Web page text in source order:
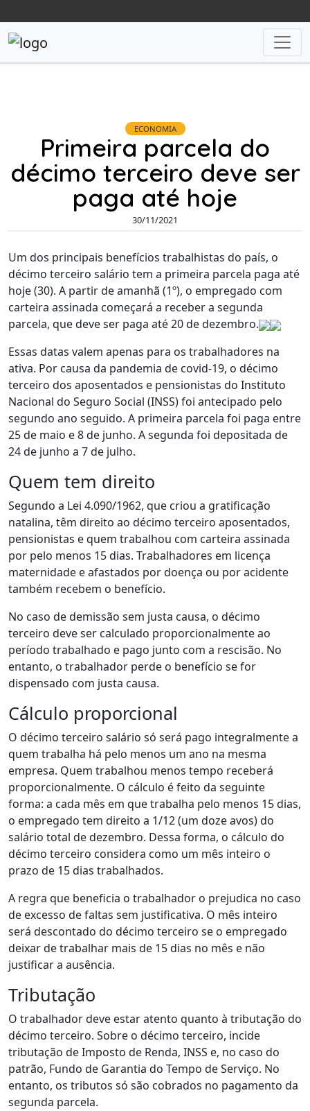
ECONOMIA
Primeira parcela do
décimo terceiro deve ser
paga até hoje
30/11/2021
Um dos principais benefícios trabalhistas do país, o
décimo terceiro salário tem a primeira parcela paga até
hoje (30). A partir de amanhã (1º), o empregado com
carteira assinada começará a receber a segunda
parcela, que deve ser paga até 20 de dezembro.
Essas datas valem apenas para os trabalhadores na
ativa. Por causa da pandemia de covid-19, o décimo
terceiro dos aposentados e pensionistas do Instituto
Nacional do Seguro Social (INSS) foi antecipado pelo
segundo ano seguido. A primeira parcela foi paga entre
25 de maio e 8 de junho. A segunda foi depositada de
24 de junho a 7 de julho.
Quem tem direito
Segundo a Lei 4.090/1962, que criou a gratificação
natalina, têm direito ao décimo terceiro aposentados,
pensionistas e quem trabalhou com carteira assinada
por pelo menos 15 dias. Trabalhadores em licença
maternidade e afastados por doença ou por acidente
também recebem o benefício.
No caso de demissão sem justa causa, o décimo
terceiro deve ser calculado proporcionalmente ao
período trabalhado e pago junto com a rescisão. No
entanto, o trabalhador perde o benefício se for
dispensado com justa causa.
Cálculo proporcional
O décimo terceiro salário só será pago integralmente a
quem trabalha há pelo menos um ano na mesma
empresa. Quem trabalhou menos tempo receberá
proporcionalmente. O cálculo é feito da seguinte
forma: a cada mês em que trabalha pelo menos 15 dias,
o empregado tem direito a 1/12 (um doze avos) do
salário total de dezembro. Dessa forma, o cálculo do
décimo terceiro considera como um mês inteiro o
prazo de 15 dias trabalhados.
A regra que beneficia o trabalhador o prejudica no caso
de excesso de faltas sem justificativa. O mês inteiro
será descontado do décimo terceiro se o empregado
deixar de trabalhar mais de 15 dias no mês e não
justificar a ausência.
Tributação
O trabalhador deve estar atento quanto à tributação do
décimo terceiro. Sobre o décimo terceiro, incide
tributação de Imposto de Renda, INSS e, no caso do
patrão, Fundo de Garantia do Tempo de Serviço. No
entanto, os tributos só são cobrados no pagamento da
segunda parcela.